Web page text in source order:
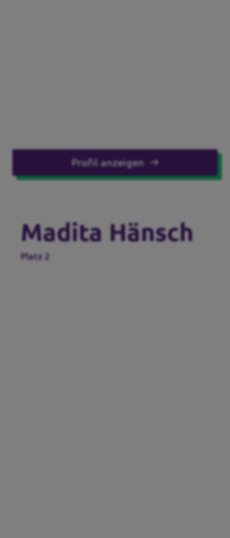
Profil anzeigen
Madita Hänsch
Platz 2